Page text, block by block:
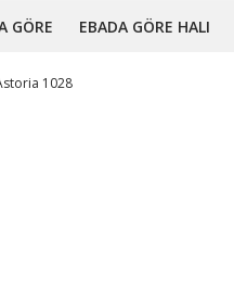
GÖRE EBADA GÖRE HALI